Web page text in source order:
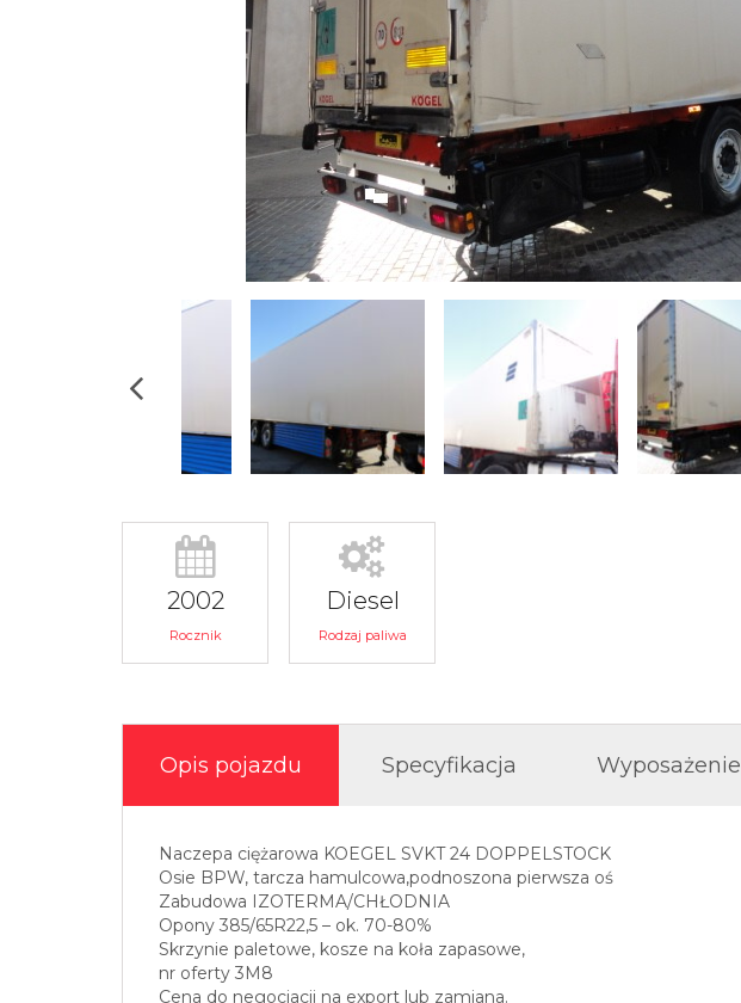
2002
Rocznik
Diesel
Rodzaj paliwa
Opis pojazdu Specyfikacja Wyposażenie
Naczepa ciężarowa KOEGEL SVKT 24 DOPPELSTOCK
Osie BPW, tarcza hamulcowa,podnoszona pierwsza oś
Zabudowa IZOTERMA/CHŁODNIA
Opony 385/65R22,5 – ok. 70-80%
Skrzynie paletowe, kosze na koła zapasowe,
nr oferty 3M8
Cena do negocjacji na export lub zamiana.